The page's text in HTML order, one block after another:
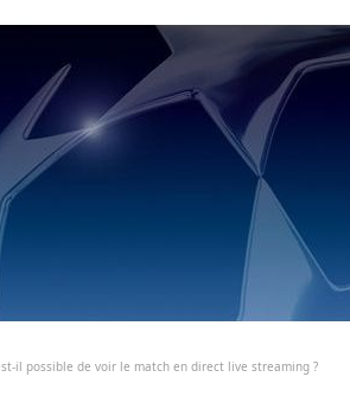
il possible de voir le match en direct live streaming ?